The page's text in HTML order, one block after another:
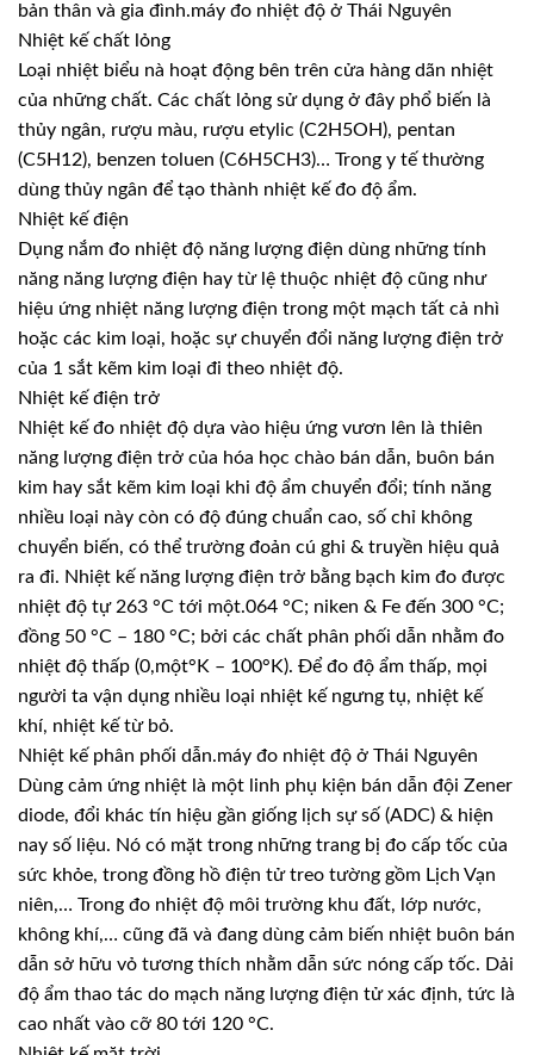
bản thân và gia đình.máy đo nhiệt độ ở Thái Nguyên
Nhiệt kế chất lỏng
Loại nhiệt biểu nà hoạt động bên trên cửa hàng dãn nhiệt
của những chất. Các chất lỏng sử dụng ở đây phổ biến là
thủy ngân, rượu màu, rượu etylic (C2H5OH), pentan
(C5H12), benzen toluen (C6H5CH3)… Trong y tế thường
dùng thủy ngân để tạo thành nhiệt kế đo độ ẩm.
Nhiệt kế điện
Dụng nắm đo nhiệt độ năng lượng điện dùng những tính
năng năng lượng điện hay từ lệ thuộc nhiệt độ cũng như
hiệu ứng nhiệt năng lượng điện trong một mạch tất cả nhì
hoặc các kim loại, hoặc sự chuyển đổi năng lượng điện trở
của 1 sắt kẽm kim loại đi theo nhiệt độ.
Nhiệt kế điện trở
Nhiệt kế đo nhiệt độ dựa vào hiệu ứng vươn lên là thiên
năng lượng điện trở của hóa học chào bán dẫn, buôn bán
kim hay sắt kẽm kim loại khi độ ẩm chuyển đổi; tính năng
nhiều loại này còn có độ đúng chuẩn cao, số chỉ không
chuyển biến, có thể trường đoản cú ghi & truyền hiệu quả
ra đi. Nhiệt kế năng lượng điện trở bằng bạch kim đo được
nhiệt độ tự 263 °C tới một.064 °C; niken & Fe đến 300 °C;
đồng 50 °C – 180 °C; bởi các chất phân phối dẫn nhằm đo
nhiệt độ thấp (0,một°K – 100°K). Để đo độ ẩm thấp, mọi
người ta vận dụng nhiều loại nhiệt kế ngưng tụ, nhiệt kế
khí, nhiệt kế từ bỏ.
Nhiệt kế phân phối dẫn.máy đo nhiệt độ ở Thái Nguyên
Dùng cảm ứng nhiệt là một linh phụ kiện bán dẫn đội Zener
diode, đổi khác tín hiệu gần giống lịch sự số (ADC) & hiện
nay số liệu. Nó có mặt trong những trang bị đo cấp tốc của
sức khỏe, trong đồng hồ điện tử treo tường gồm Lịch Vạn
niên,… Trong đo nhiệt độ môi trường khu đất, lớp nước,
không khí,… cũng đã và đang dùng cảm biến nhiệt buôn bán
dẫn sở hữu vỏ tương thích nhằm dẫn sức nóng cấp tốc. Dải
độ ẩm thao tác do mạch năng lượng điện tử xác định, tức là
cao nhất vào cỡ 80 tới 120 °C.